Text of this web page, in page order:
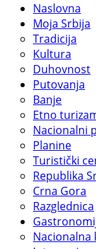
Naslovna
Moja Srbija
Tradicija
Kultura
Duhovnost
Putovanja
Banje
Etno
Nacionalni
Planine
Turistički
Republika
Crna Gora
Razglednica
Nacionalna